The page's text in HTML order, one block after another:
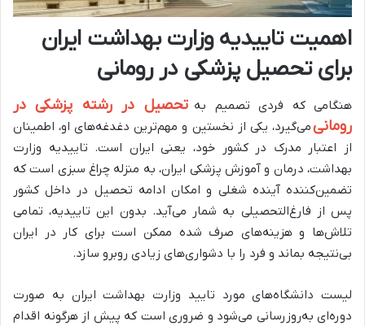
اهمیت تاییدیه وزارت بهداشت ایران
برای تحصیل پزشکی در رومانی
هنگامی که فردی تصمیم به تحصیل در رشته پزشکی در
رومانیمی‌گیرد، یکی از نخستین و مهم‌ترین دغدغه‌های او، اطمینان
از اعتبار مدرک در کشور خود، یعنی ایران است. تاییدیه وزارت
بهداشت، درمان و آموزش پزشکی ایران، به منزله چراغ سبزی است که
تضمین‌کننده آینده شغلی و امکان ادامه تحصیل در داخل کشور
پس از فارغ‌التحصیلی به شمار می‌آید. بدون این تاییدیه، تمامی
تلاش‌ها و هزینه‌های صرف شده ممکن است برای کار در ایران
بی‌نتیجه بماند و فرد را با دشواری‌های زیادی روبرو سازد.
لیست دانشگاه‌های مورد تایید وزارت بهداشت ایران به صورت
دوره‌ای به‌روزرسانی می‌شود و ضروری است که پیش از هرگونه اقدام